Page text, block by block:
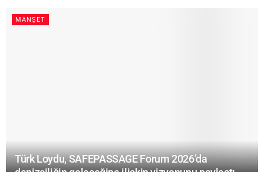
MANŞET
Türk Loydu, SAFEPASSAGE Forum 2026’da